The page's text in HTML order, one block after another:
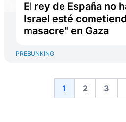
El rey de España no
Israel esté
masacre" en Gaza
PREBUNKING
1 2 3